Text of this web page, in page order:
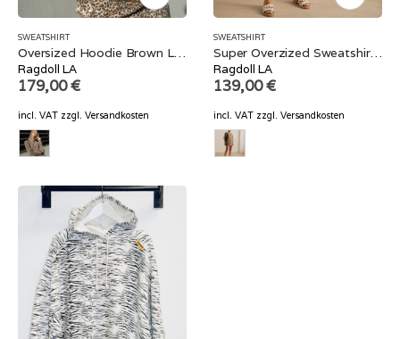
SWEATSHIRT
Oversized Hoodie Brown Leopard
Ragdoll LA
179,00€
incl. VAT zzgl. Versandkosten
SWEATSHIRT
Super Overzized Sweatshirt Brown Leopard
Ragdoll LA
139,00€
incl. VAT zzgl. Versandkosten